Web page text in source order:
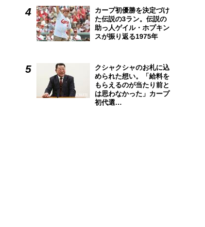
カープ初優勝を決定づけ
た伝説の3ラン。伝説の
助っ人ゲイル・ホプキン
スが振り返る1975年
クシャクシャのお札に込
められた想い。「給料を
もらえるのが当たり前と
は思わなかった」カープ
初代選…